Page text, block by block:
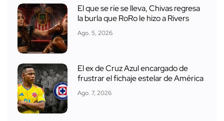
El que se ríe se lleva, Chivas regresa
la burla que RoRo le hizo a Rivers
Ago. 5, 2026
El ex de Cruz Azul encargado de
frustrar el fichaje estelar de América
Ago. 7, 2026